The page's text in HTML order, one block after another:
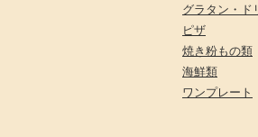
グラタン・ド
ピザ
焼き粉もの類
海鮮類
ワンプレート